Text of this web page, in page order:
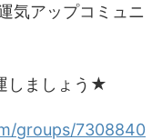
気アップコミュニ
しましょう★
groups/7308840